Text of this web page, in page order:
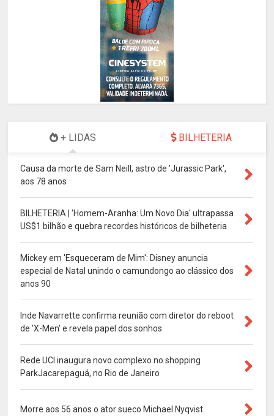
+ LIDAS BILHETERIA
Causa da morte de Sam Neill, astro de 'Jurassic Park',
aos 78 anos
BILHETERIA | 'Homem-Aranha: Um Novo Dia' ultrapassa
US$1 bilhão e quebra recordes históricos de bilheteria
Mickey em 'Esqueceram de Mim': Disney anuncia
especial de Natal unindo o camundongo ao clássico dos
anos 90
Inde Navarrette confirma reunião com diretor do reboot
de 'X-Men' e revela papel dos sonhos
Rede UCI inaugura novo complexo no shopping
ParkJacarepaguá, no Rio de Janeiro
Morre aos 56 anos o ator sueco Michael Nyqvist